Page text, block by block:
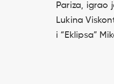
Pariza, igrao
Lukina
i “Eklipsa”